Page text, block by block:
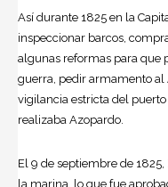
Así durante 1825 en la
inspeccionar barcos,
algunas reformas para que
guerra, pedir armamento al
vigilancia estricta del
realizaba Azopardo.
El 9 de septiembre de
la marina, lo que fue